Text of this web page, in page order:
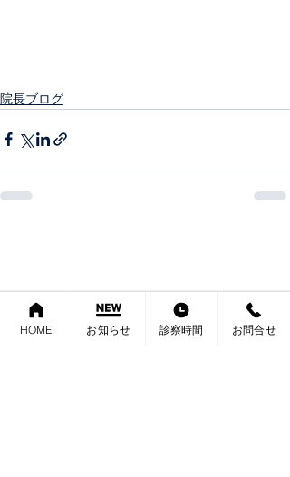
院長ブログ
HOME お知らせ 診察時間 お問合せ